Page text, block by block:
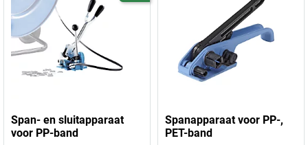
Span- en sluitapparaat
voor PP-band
Spanapparaat voor PP-,
PET-band